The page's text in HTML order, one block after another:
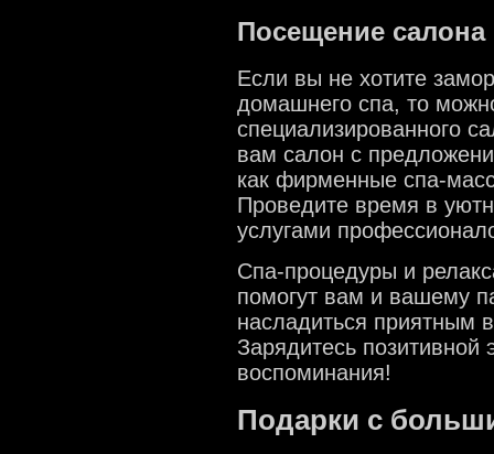
Посещение салона
Если вы не хотите
домашнего спа, то
специализированного
вам салон с
как фирменные спа-
Проведите время в
услугами
Спа-процедуры и
помогут вам и вашему
насладиться приятным
Зарядитесь позитивной
воспоминания!
Подарки с